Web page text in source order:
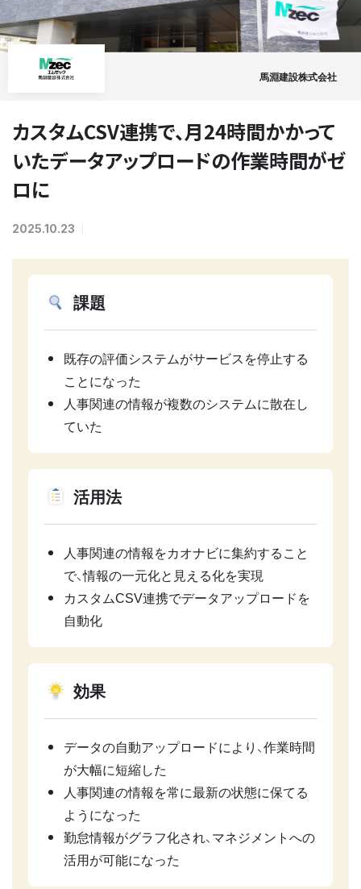
馬淵建設株式会社
カスタムCSV連携で、月24時間かかって
いたデータアップロードの作業時間がゼ
ロに
2025.10.23
課題
既存の評価システムがサービスを停止する
ことになった
人事関連の情報が複数のシステムに散在し
ていた
活用法
人事関連の情報をカオナビに集約すること
で、情報の一元化と見える化を実現
カスタムCSV連携でデータアップロードを
自動化
効果
データの自動アップロードにより、作業時間
が大幅に短縮した
人事関連の情報を常に最新の状態に保てる
ようになった
勤怠情報がグラフ化され、マネジメントへの
活用が可能になった